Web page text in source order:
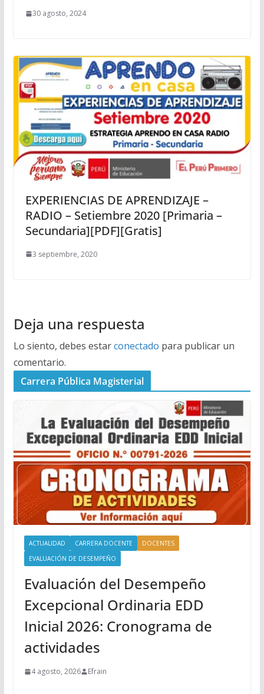
30 agosto, 2024
EXPERIENCIAS DE APRENDIZAJE –
RADIO – Setiembre 2020 [Primaria –
Secundaria][PDF][Gratis]
3 septiembre, 2020
Deja una respuesta
Lo siento, debes estarconectado para publicar un
comentario.
Carrera Pública Magisterial
ACTUALIDAD CARRERA DOCENTE
DOCENTES
EVALUACIÓN DE DESEMPEÑO
Evaluación del Desempeño
Excepcional Ordinaria EDD
Inicial 2026: Cronograma de
actividades
4 agosto, 2026 Efrain